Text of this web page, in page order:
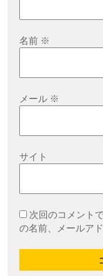
名前 ※
メール ※
サイト
次回のコメント
の名前、メールア